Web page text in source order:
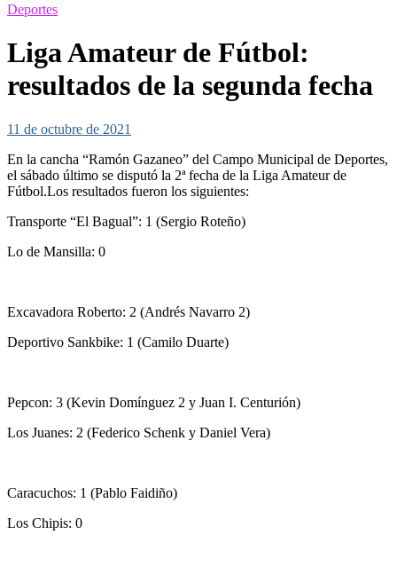
Deportes
Liga Amateur de Fútbol:
resultados de la segunda fecha
11 de octubre de 2021
En la cancha “Ramón Gazaneo” del Campo Municipal de Deportes,
el sábado último se disputó la 2ª fecha de la Liga Amateur de
Fútbol.Los resultados fueron los siguientes:
Transporte “El Bagual”: 1 (Sergio Roteño)
Lo de Mansilla: 0
Excavadora Roberto: 2 (Andrés Navarro 2)
Deportivo Sankbike: 1 (Camilo Duarte)
Pepcon: 3 (Kevin Domínguez 2 y Juan I. Centurión)
Los Juanes: 2 (Federico Schenk y Daniel Vera)
Caracuchos: 1 (Pablo Faidiño)
Los Chipis: 0